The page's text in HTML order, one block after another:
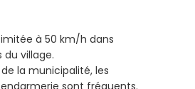
à 50 km/h dans
du village.
la municipalité, les
sont fréquents.